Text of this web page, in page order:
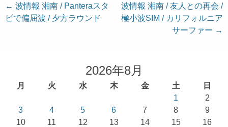
投
稿
← 波情報 湘南 / Panteraスタ
ビで偏屈波 / 夕方ラウンド
波情報 湘南 / 友人との再会 /
極小波SIM / カリフォルニア
サーファー →
2026年8月
月 火 水 木 金 土
日
1
2
3
4 5 6 7 8
9
10
11 12 13 14 15
16